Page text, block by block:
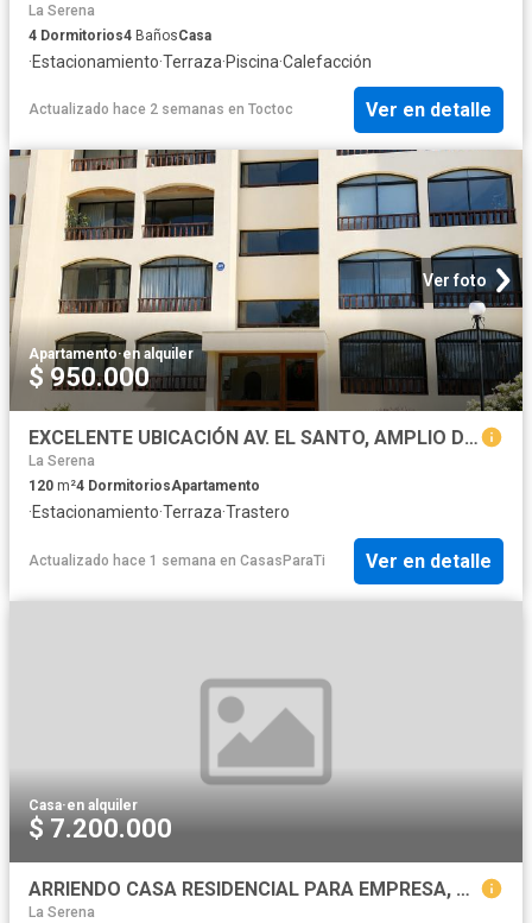
La Serena
4 Dormitorios4 BañosCasa
·Estacionamiento·Terraza·Piscina·Calefacción
Actualizado hace 2 semanas en Toctoc Ver en detalle
Ver foto
Apartamento·en alquiler
$ 950.000
EXCELENTE UBICACIÓN AV. EL SANTO, AMPLIO DEPARTAMENTO| 4 Dormitorios y 3 Baños. Año Corrido
La Serena
120 m²4 DormitoriosApartamento
·Estacionamiento·Terraza·Trastero
Actualizado hace 1 semana en CasasParaTi Ver en detalle
Casa·en alquiler
$ 7.200.000
ARRIENDO CASA RESIDENCIAL PARA EMPRESA, EN EL SECTOR SUR DE LA CIUDAD DE ANTOFAGASTA
La Serena